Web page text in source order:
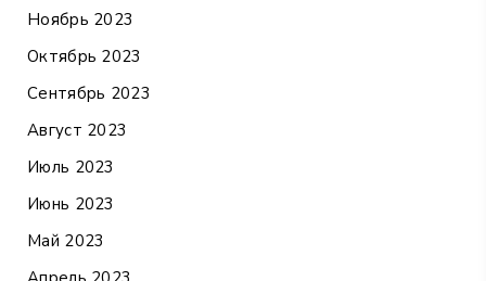
Ноябрь 2023
Октябрь 2023
Сентябрь 2023
Август 2023
Июль 2023
Июнь 2023
Май 2023